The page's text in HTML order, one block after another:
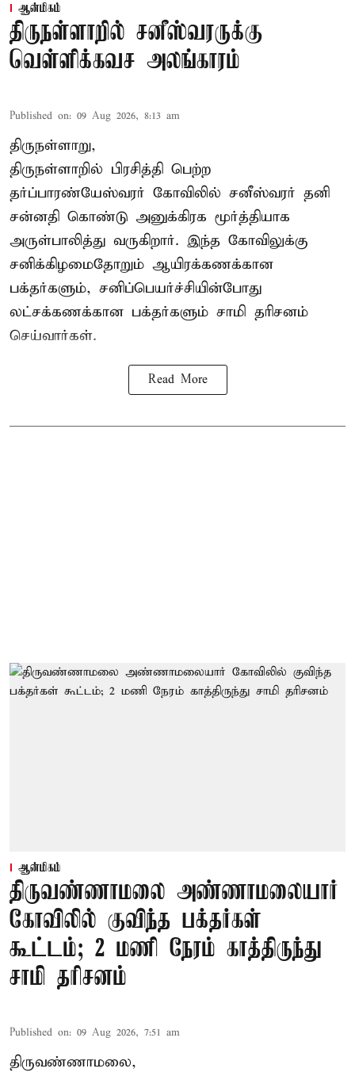
ஆன்மிகம்
திருநள்ளாறில் சனீஸ்வரருக்கு
வெள்ளிக்கவச அலங்காரம்
Published on: 09 Aug 2026, 8:13 am
திருநள்ளாறு,
திருநள்ளாறில் பிரசித்தி பெற்ற
தர்ப்பாரண்யேஸ்வரர் கோவிலில் சனீஸ்வரர் தனி
சன்னதி கொண்டு அனுக்கிரக மூர்த்தியாக
அருள்பாலித்து வருகிறார். இந்த கோவிலுக்கு
சனிக்கிழமைதோறும் ஆயிரக்கணக்கான
பக்தர்களும், சனிப்பெயர்ச்சியின்போது
லட்சக்கணக்கான பக்தர்களும் சாமி தரிசனம்
செய்வார்கள்.
Read More
ஆன்மிகம்
திருவண்ணாமலை அண்ணாமலையார்
கோவிலில் குவிந்த பக்தர்கள்
கூட்டம்; 2 மணி நேரம் காத்திருந்து
சாமி தரிசனம்
Published on: 09 Aug 2026, 7:51 am
திருவண்ணாமலை,